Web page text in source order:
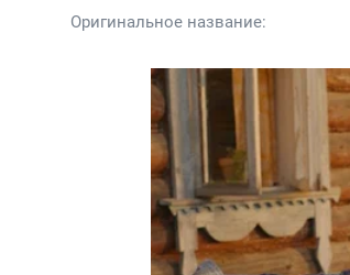
Оригинальное название: